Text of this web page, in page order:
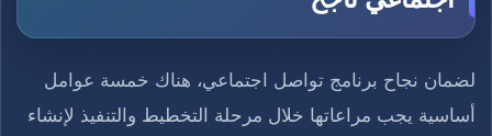
لضمان نجاح برنامج تواصل اجتماعي، هناك خمسة عوامل
أساسية يجب مراعاتها خلال مرحلة التخطيط والتنفيذ لإنشاء